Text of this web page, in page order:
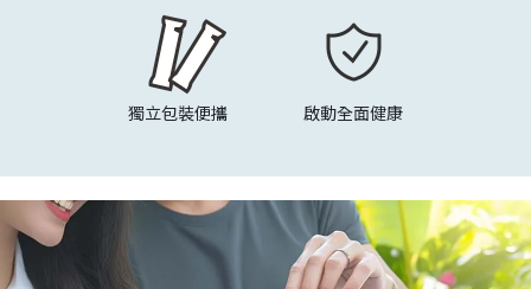
獨立包裝便攜 啟動全面健康